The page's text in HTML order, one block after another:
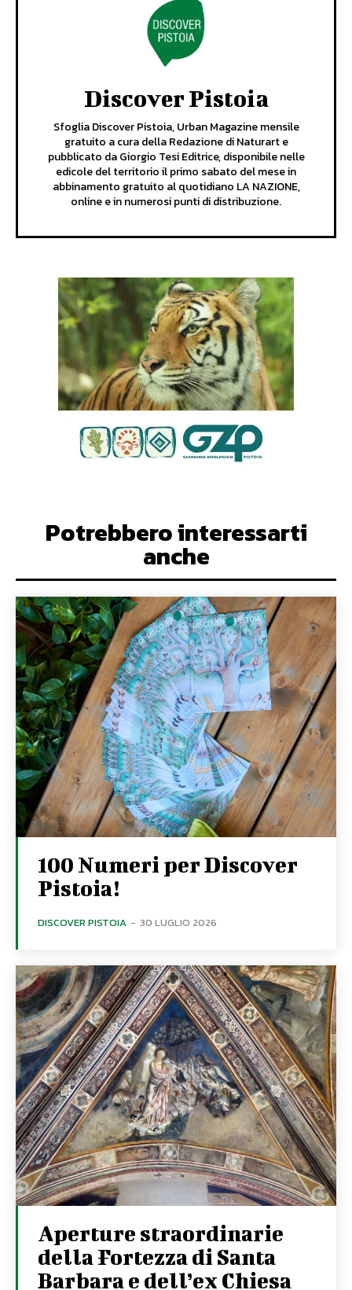
Discover Pistoia
Sfoglia Discover Pistoia, Urban Magazine mensile
gratuito a cura della Redazione di Naturart e
pubblicato da Giorgio Tesi Editrice, disponibile nelle
edicole del territorio il primo sabato del mese in
abbinamento gratuito al quotidiano LA NAZIONE,
online e in numerosi punti di distribuzione.
Potrebbero interessarti
anche
100 Numeri per Discover
Pistoia!
DISCOVER PISTOIA - 30 LUGLIO 2026
Aperture straordinarie
della Fortezza di Santa
Barbara e dell’ex Chiesa